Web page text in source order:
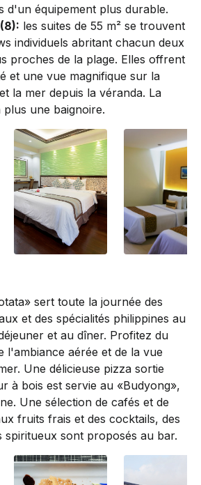
d'un équipement plus durable.
les suites de 55 m² se trouvent
individuels abritant chacun deux
proches de la plage. Elles offrent
et une vue magnifique sur la
la mer depuis la véranda. La
plus une baignoire.
sert toute la journée des
et des spécialités philippines au
et au dîner. Profitez du
l'ambiance aérée et de la vue
Une délicieuse pizza sortie
à bois est servie au «Budyong»,
Une sélection de cafés et de
fruits frais et des cocktails, des
spiritueux sont proposés au bar.